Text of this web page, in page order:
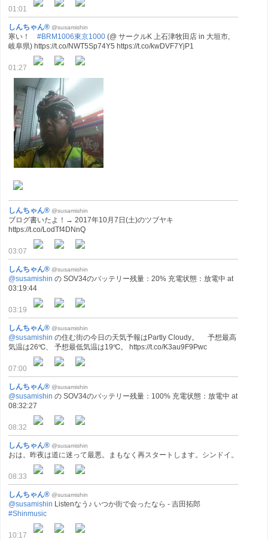
01:01
しんちゃん® @susamishin
寒い！ #BRM1006東京1000 (@ サークルK 上石津牧田店 in 大垣市,
岐阜県) https://t.co/NWT5Sp74Y5 https://t.co/kwDVF7YjP1
01:27
しんちゃん® @susamishin
ブログ書いたよ！→ 2017年10月7日(土)のツブヤキ
https://t.co/LodTf4DNnQ
03:07
しんちゃん® @susamishin
@susamishin の SOV34のバッテリー残量：20% 充電状態：放電中 at
03:19:44
03:19
しんちゃん® @susamishin
@susamishin の住む街の今日の天気予報はPartly Cloudy。 予想最高
気温は26℃、 予想最低気温は19℃。 https://t.co/K3au9F9Pwc
07:00
しんちゃん® @susamishin
@susamishin の SOV34のバッテリー残量：100% 充電状態：放電中 at
08:32:27
08:32
しんちゃん® @susamishin
おは。昨夜は道に迷って最悪。まもなく再スタートします。シンドイ。
08:33
しんちゃん® @susamishin
@susamishin Listenなう♪ いつか街で会ったなら - 吉田拓郎
#Shinmusic
10:17